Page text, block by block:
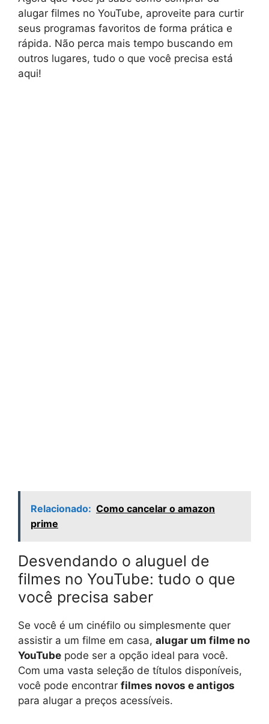
alugar filmes no YouTube, aproveite para curtir
seus programas favoritos de forma prática e
rápida. Não perca mais tempo buscando em
outros lugares, tudo o que você precisa está
aqui!
Relacionado: Como cancelar o amazon
prime
Desvendando o aluguel de
filmes no YouTube: tudo o que
você precisa saber
Se você é um cinéfilo ou simplesmente quer
assistir a um filme em casa, alugar um filme no
YouTube pode ser a opção ideal para você.
Com uma vasta seleção de títulos disponíveis,
você pode encontrar filmes novos e antigos
para alugar a preços acessíveis.